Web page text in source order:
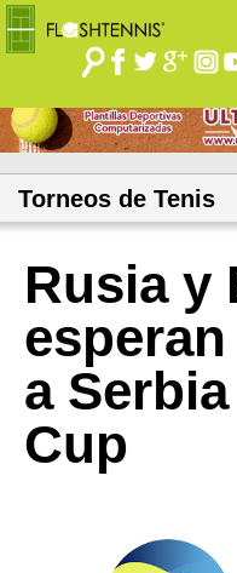
Torneos de Tenis
Rusia y
a
Cup